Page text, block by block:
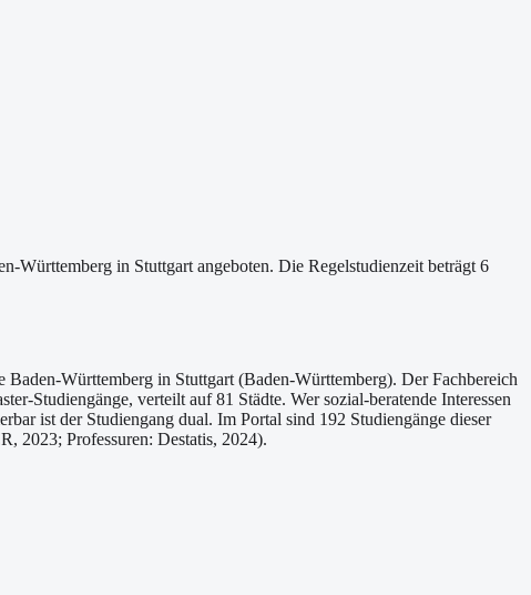
Württemberg in Stuttgart angeboten. Die Regelstudienzeit beträgt 6
Württemberg in Stuttgart (Baden-Württemberg). Der Fachbereich
Studiengänge, verteilt auf 81 Städte. Wer sozial-beratende Interessen
ist der Studiengang dual. Im Portal sind 192 Studiengänge dieser
2023; Professuren: Destatis, 2024).